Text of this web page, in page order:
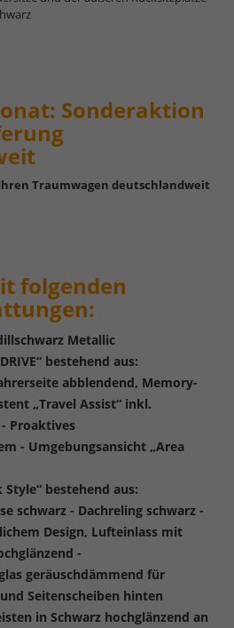
Sonderaktion
Traumwagen deutschlandweit
folgenden
Metallic
bestehend aus:
abblendend, Memory-
„Travel Assist“ inkl.
- Proaktives
- Umgebungsansicht „Area
Style“ bestehend aus:
schwarz - Dachreling schwarz -
Design, Lufteinlass mit
-
geräuschdämmend für
Seitenscheiben hinten
in Schwarz hochglänzend an